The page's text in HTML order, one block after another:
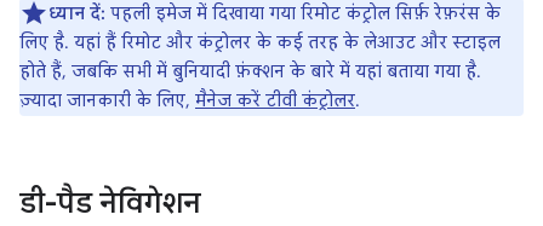
ध्यान दें: पहली इमेज में दिखाया गया रिमोट कंट्रोल सिर्फ़ रेफ़रंस के
लिए है. यहां हैं रिमोट और कंट्रोलर के कई तरह के लेआउट और स्टाइल
होते हैं, जबकि सभी में बुनियादी फ़ंक्शन के बारे में यहां बताया गया है.
ज़्यादा जानकारी के लिए, मैनेज करें टीवी कंट्रोलर.
डी-पैड नेविगेशन